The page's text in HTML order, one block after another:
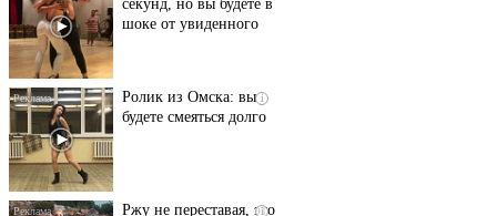
будете смеяться долго
видео пересмотришь